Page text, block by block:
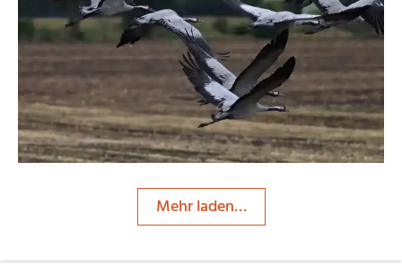
moorhenne
Mehr laden…